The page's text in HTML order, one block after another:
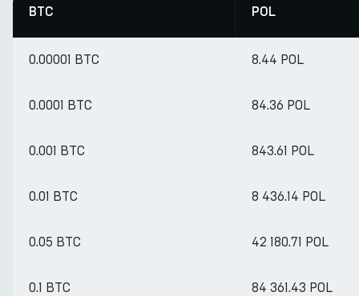
BTC POL
0.00001 BTC 8.44 POL
0.0001 BTC 84.36 POL
0.001 BTC 843.61 POL
0.01 BTC 8 436.14 POL
0.05 BTC 42 180.71 POL
0.1 BTC 84 361.43 POL